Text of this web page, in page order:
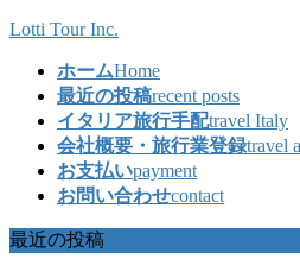
コ
ッ
プ
ナ
移
動
Lotti Tour Inc.
ホームHome
最近の投稿recent posts
イタリア旅行手配travel Italy
会社概要・旅行業登録travel
お支払いpayment
お問い合わせcontact
最近の投稿